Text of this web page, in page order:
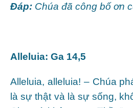
Ðáp: Chúa đã công bố ơn
Alleluia: Ga 14,5
Alleluia, alleluia! – Chúa
là sự thật và là sự sống,